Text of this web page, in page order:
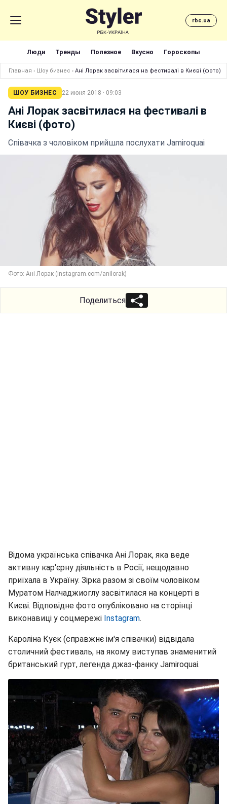
rbc.ua
Люди Тренды Полезное Вкусно Гороскопы
Главная › Шоу бизнес › Ані Лорак засвітилася на фестивалі в Києві (фото)
ШОУ БИЗНЕС 22 июня 2018 · 09:03
Ані Лорак засвітилася на фестивалі в
Києві (фото)
Співачка з чоловіком прийшла послухати Jamiroquai
Фото: Ані Лорак (instagram.com/anilorak)
Поделиться
Відома українська співачка Ані Лорак, яка веде
активну кар'єрну діяльність в Росії, нещодавно
приїхала в Україну. Зірка разом зі своїм чоловіком
Муратом Налчаджиоглу засвітилася на концерті в
Києві. Відповідне фото опубліковано на сторінці
виконавиці у соцмережі Instagram.
Кароліна Куєк (справжнє ім'я співачки) відвідала
столичний фестиваль, на якому виступав знаменитий
британський гурт, легенда джаз-фанку Jamiroquai.